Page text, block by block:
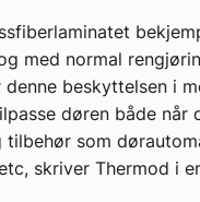
med normal
beskyttelsen i
døren både når
tilbehør som
skriver Thermod i